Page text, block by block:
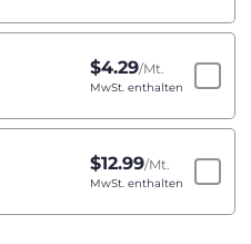
$4.29/Mt.
MwSt. enthalten
$12.99/Mt.
MwSt. enthalten